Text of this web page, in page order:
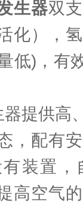
生器双
化），
低)，有
提供高
，配有
装置
高空气